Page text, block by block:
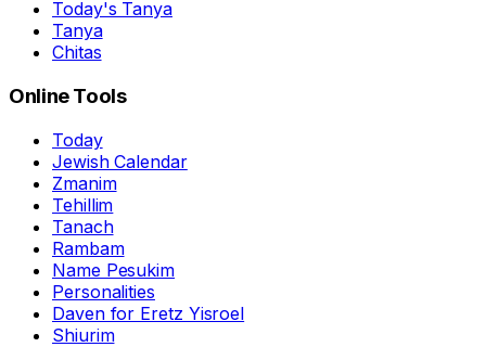
Today's Tanya
Tanya
Chitas
Online Tools
Today
Jewish Calendar
Zmanim
Tehillim
Tanach
Rambam
Name Pesukim
Personalities
Daven for Eretz Yisroel
Shiurim